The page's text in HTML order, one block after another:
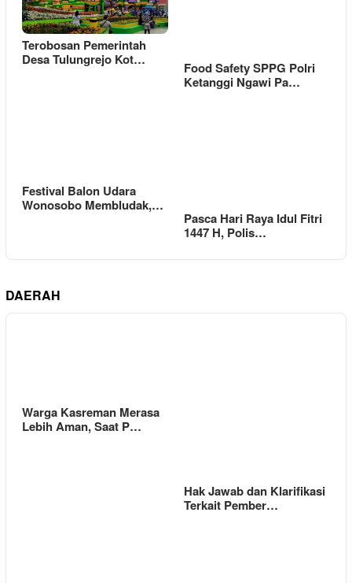
Terobosan Pemerintah
Desa Tulungrejo Kot…
Food Safety SPPG Polri
Ketanggi Ngawi Pa…
Festival Balon Udara
Wonosobo Membludak,…
Pasca Hari Raya Idul Fitri
1447 H, Polis…
DAERAH
Warga Kasreman Merasa
Lebih Aman, Saat P…
Hak Jawab dan Klarifikasi
Terkait Pember…